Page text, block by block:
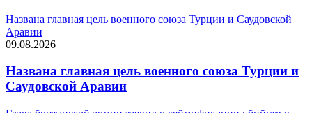
Названа главная цель военного союза Турции и Саудовской
Аравии
09.08.2026
Названа главная цель военного союза Турции и
Саудовской Аравии